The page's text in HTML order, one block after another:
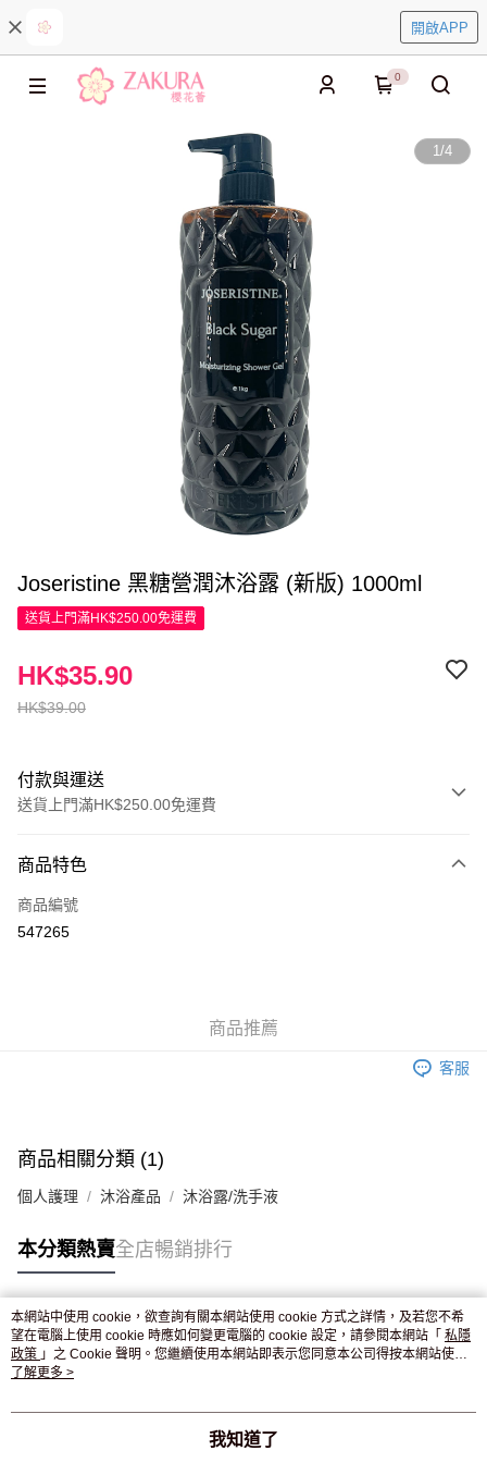
開啟APP
0
1/4
Joseristine 黑糖營潤沐浴露 (新版) 1000ml
送貨上門滿HK$250.00免運費
HK$39.00
HK$35.90
付款與運送
送貨上門滿HK$250.00免運費
信用卡
Apple Pay
付款後門市自取，訂單確認後2-4個工作天到店，7天內取。逾期後
商品特色
商品編號
547265
商品推薦
客服
商品相關分類 (1)
個人護理 沐浴產品 沐浴露/洗手液
本分類熱賣全店暢銷排行
熱門標籤
熱銷排行
本網站中使用 cookie，欲查詢有關本網站使用 cookie 方式之詳情，及若您不希
望在電腦上使用 cookie 時應如何變更電腦的 cookie 設定，請參閱本網站「 私隱
政策 」之 Cookie 聲明。您繼續使用本網站即表示您同意本公司得按本網站使用
條款之 Cookie 聲明使用 cookie。
了解更多 >
我知道了